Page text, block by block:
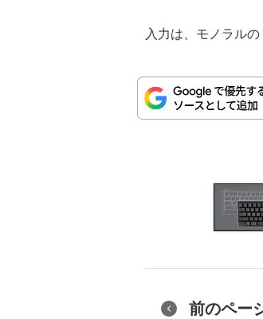
入力は、モノラルの
前のペー